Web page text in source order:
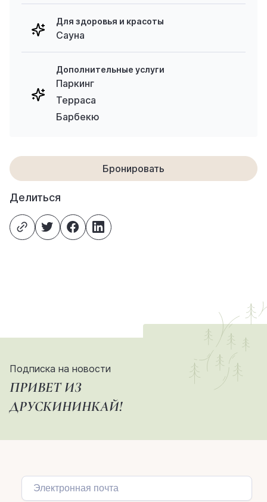
Для здоровья и красоты
Сауна
Дополнительные услуги
Паркинг
Терраса
Барбекю
Бронировать
Делиться
Подписка на новости
ПРИВЕТ ИЗ
ДРУСКИНИНКАЙ!